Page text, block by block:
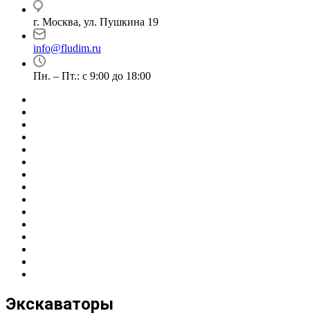
г. Москва, ул. Пушкина 19
info@fludim.ru
Пн. – Пт.: с 9:00 до 18:00
Экскаваторы